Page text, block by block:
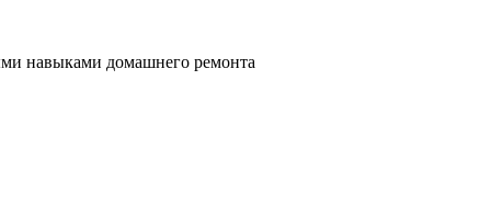
навыками домашнего ремонта